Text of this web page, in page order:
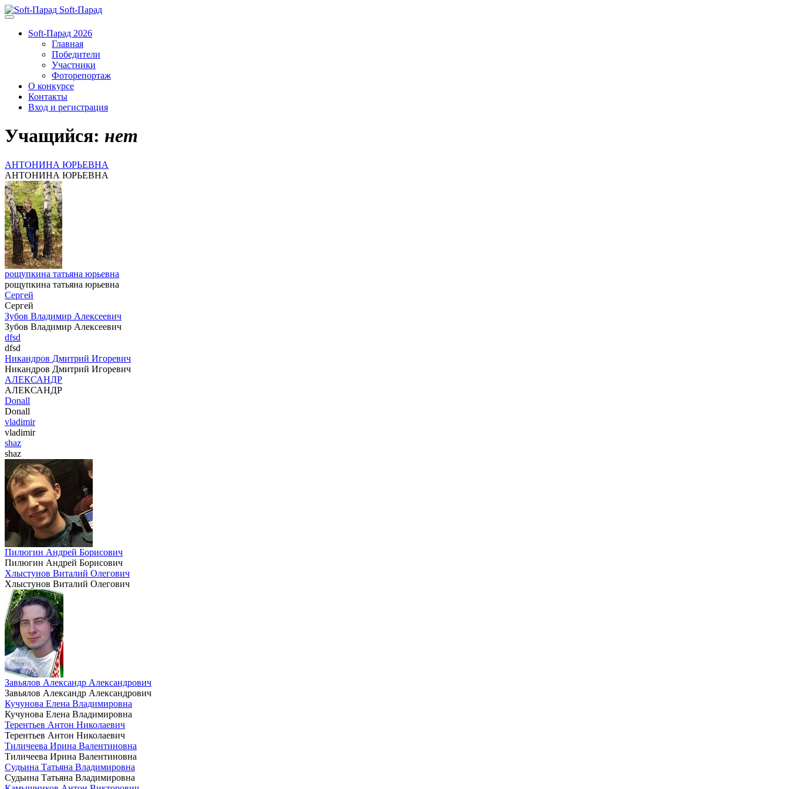
Soft-Парад
Soft-Парад 2026
Главная
Победители
Участники
Фоторепортаж
О конкурсе
Контакты
Вход и регистрация
Учащийся: нет
АНТОНИНА ЮРЬЕВНА
АНТОНИНА ЮРЬЕВНА
рощупкина татьяна юрьевна
рощупкина татьяна юрьевна
Сергей
Сергей
Зубов Владимир Алексеевич
Зубов Владимир Алексеевич
dfsd
dfsd
Никандров Дмитрий Игоревич
Никандров Дмитрий Игоревич
АЛЕКСАНДР
АЛЕКСАНДР
Donall
Donall
vladimir
vladimir
shaz
shaz
Пилюгин Андрей Борисович
Пилюгин Андрей Борисович
Хлыстунов Виталий Олегович
Хлыстунов Виталий Олегович
Завьялов Александр Александрович
Завьялов Александр Александрович
Кучунова Елена Владимировна
Кучунова Елена Владимировна
Терентьев Антон Николаевич
Терентьев Антон Николаевич
Тиличеева Ирина Валентиновна
Тиличеева Ирина Валентиновна
Судьина Татьяна Владимировна
Судьина Татьяна Владимировна